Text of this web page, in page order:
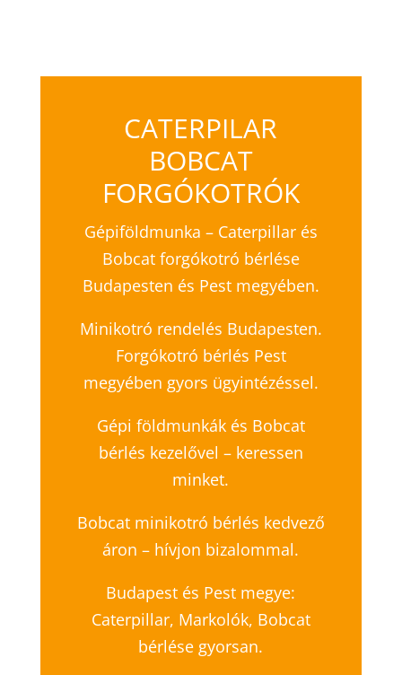
CATERPILAR
BOBCAT
FORGÓKOTRÓK
Gépiföldmunka – Caterpillar és
Bobcat forgókotró bérlése
Budapesten és Pest megyében.
Minikotró rendelés Budapesten.
Forgókotró bérlés Pest
megyében gyors ügyintézéssel.
Gépi földmunkák és Bobcat
bérlés kezelővel – keressen
minket.
Bobcat minikotró bérlés kedvező
áron – hívjon bizalommal.
Budapest és Pest megye:
Caterpillar, Markolók, Bobcat
bérlése gyorsan.